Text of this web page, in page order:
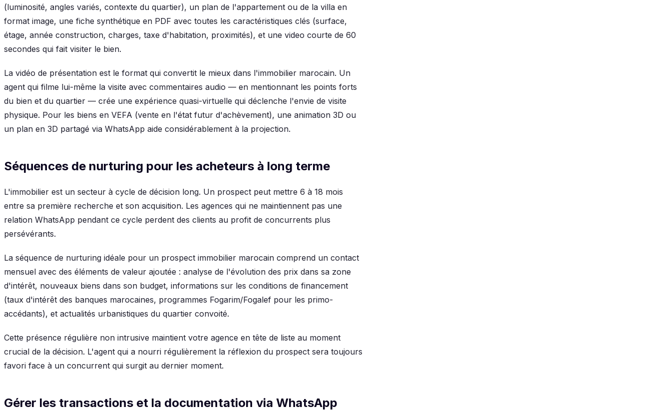
(luminosité, angles variés, contexte du quartier), un plan de l'appartement ou de la villa en
format image, une fiche synthétique en PDF avec toutes les caractéristiques clés (surface,
étage, année construction, charges, taxe d'habitation, proximités), et une video courte de 60
secondes qui fait visiter le bien.
La vidéo de présentation est le format qui convertit le mieux dans l'immobilier marocain. Un
agent qui filme lui-même la visite avec commentaires audio — en mentionnant les points forts
du bien et du quartier — crée une expérience quasi-virtuelle qui déclenche l'envie de visite
physique. Pour les biens en VEFA (vente en l'état futur d'achèvement), une animation 3D ou
un plan en 3D partagé via WhatsApp aide considérablement à la projection.
Séquences de nurturing pour les acheteurs à long terme
L'immobilier est un secteur à cycle de décision long. Un prospect peut mettre 6 à 18 mois
entre sa première recherche et son acquisition. Les agences qui ne maintiennent pas une
relation WhatsApp pendant ce cycle perdent des clients au profit de concurrents plus
persévérants.
La séquence de nurturing idéale pour un prospect immobilier marocain comprend un contact
mensuel avec des éléments de valeur ajoutée : analyse de l'évolution des prix dans sa zone
d'intérêt, nouveaux biens dans son budget, informations sur les conditions de financement
(taux d'intérêt des banques marocaines, programmes Fogarim/Fogalef pour les primo-
accédants), et actualités urbanistiques du quartier convoité.
Cette présence régulière non intrusive maintient votre agence en tête de liste au moment
crucial de la décision. L'agent qui a nourri régulièrement la réflexion du prospect sera toujours
favori face à un concurrent qui surgit au dernier moment.
Gérer les transactions et la documentation via WhatsApp